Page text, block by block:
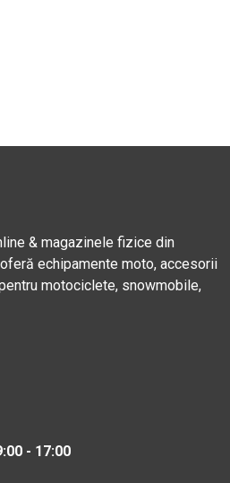
& magazinele fizice din
echipamente moto, accesorii
motociclete, snowmobile,
- 17:00